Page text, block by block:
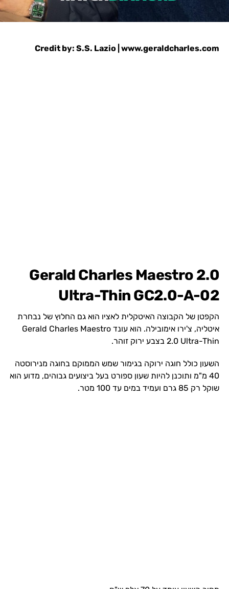
Credit by: S.S. Lazio | www.geraldcharles.com
Gerald Charles Maestro 2.0
Ultra-Thin GC2.0-A-02
הקפטן של הקבוצה האיטקלית לאציו הוא גם החלוץ של נבחרת
איטליה, צ'ירו אימובילה. הוא עונד Gerald Charles Maestro
2.0 Ultra-Thin בצבע ירוק זוהר.
השעון כולל חוגה ירוקה בגימור שמש הממוקם בחוגה מנירוסטה
40 מ"מ ותוכנן להיות שעון ספורט בעל ביצועים גבוהים, מדוע הוא
שוקל רק 85 גרם ועמיד במים עד 100 מטר.